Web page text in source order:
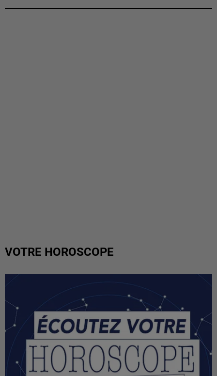
VOTRE HOROSCOPE